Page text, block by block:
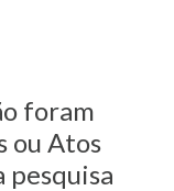
foram
ou Atos
pesquisa